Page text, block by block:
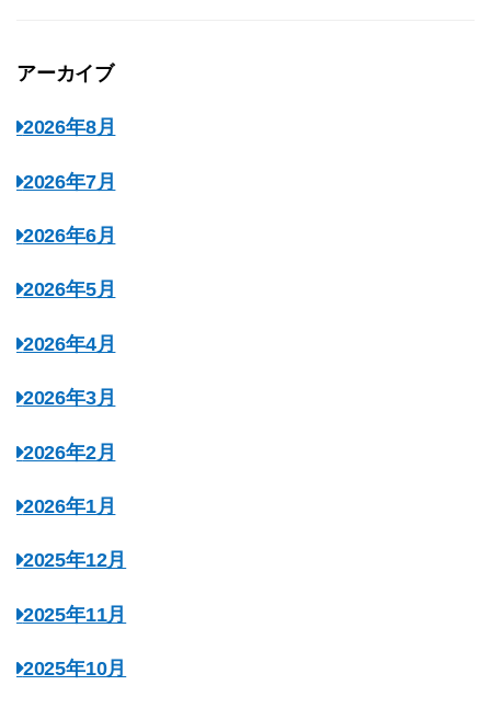
アーカイブ
2026年8月
2026年7月
2026年6月
2026年5月
2026年4月
2026年3月
2026年2月
2026年1月
2025年12月
2025年11月
2025年10月